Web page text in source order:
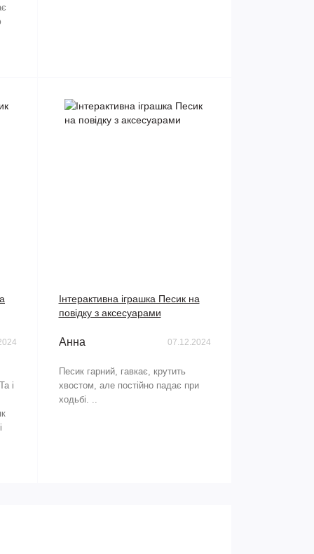
і
Інтерактивна іграшка Песик на
повідку з аксесуарами
Анна 07.12.2024
Песик гарний, гавкає, крутить
хвостом, але постійно падає при
ходьбі. ..